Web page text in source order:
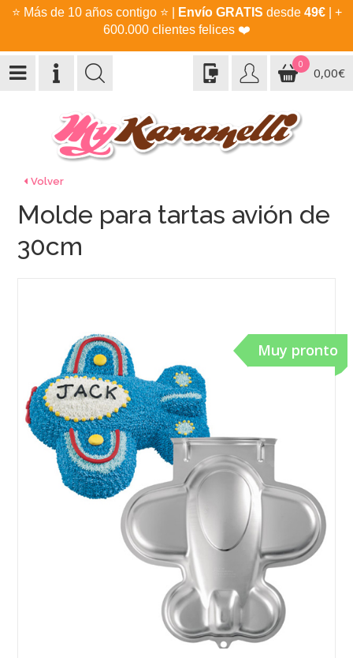
⭐ Más de 10 años contigo ⭐ Envío GRATIS desde 49€| +
600.000 clientes felices ❤️
0
0,00€
Volver
Muy pronto
Molde para tartas avión de
30cm